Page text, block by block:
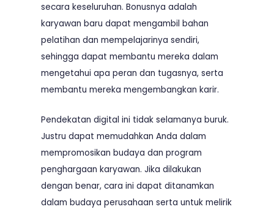
secara keseluruhan. Bonusnya adalah
karyawan baru dapat mengambil bahan
pelatihan dan mempelajarinya sendiri,
sehingga dapat membantu mereka dalam
mengetahui apa peran dan tugasnya, serta
membantu mereka mengembangkan karir.
Pendekatan digital ini tidak selamanya buruk.
Justru dapat memudahkan Anda dalam
mempromosikan budaya dan program
penghargaan karyawan. Jika dilakukan
dengan benar, cara ini dapat ditanamkan
dalam budaya perusahaan serta untuk melirik